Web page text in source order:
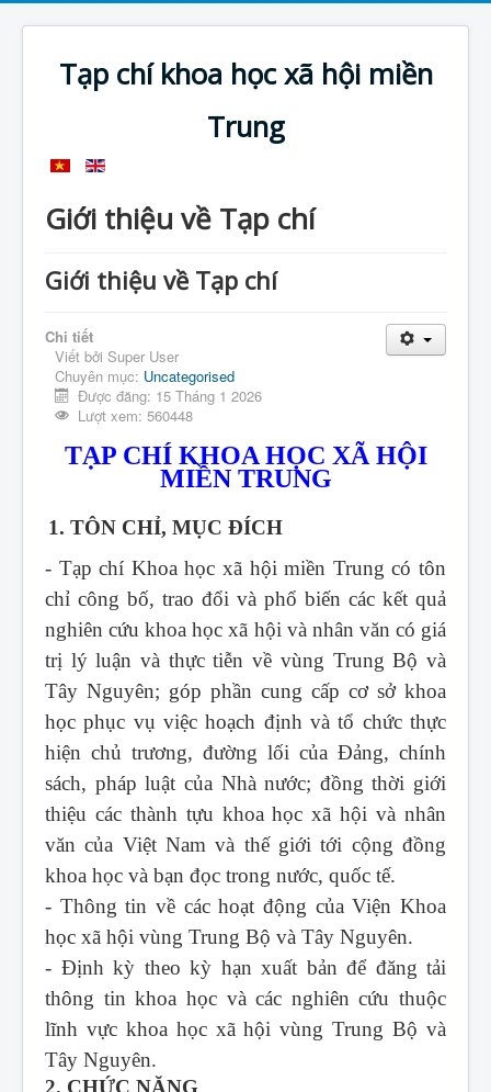
Tạp chí khoa học xã hội miền
Trung
Giới thiệu về Tạp chí
Giới thiệu về Tạp chí
Chi tiết
Viết bởi Super User
Chuyên mục: Uncategorised
Được đăng: 15 Tháng 1 2026
Lượt xem: 560448
TẠP CHÍ KHOA HỌC XÃ HỘI
MIỀN TRUNG
1. TÔN CHỈ, MỤC ĐÍCH
- Tạp chí Khoa học xã hội miền Trung có tôn
chỉ công bố, trao đổi và phổ biến các kết quả
nghiên cứu khoa học xã hội và nhân văn có giá
trị lý luận và thực tiễn về vùng Trung Bộ và
Tây Nguyên; góp phần cung cấp cơ sở khoa
học phục vụ việc hoạch định và tổ chức thực
hiện chủ trương, đường lối của Đảng, chính
sách, pháp luật của Nhà nước; đồng thời giới
thiệu các thành tựu khoa học xã hội và nhân
văn của Việt Nam và thế giới tới cộng đồng
khoa học và bạn đọc trong nước, quốc tế.
- Thông tin về các hoạt động của Viện Khoa
học xã hội vùng Trung Bộ và Tây Nguyên.
- Định kỳ theo kỳ hạn xuất bản để đăng tải
thông tin khoa học và các nghiên cứu thuộc
lĩnh vực khoa học xã hội vùng Trung Bộ và
Tây Nguyên.
2. CHỨC NĂNG